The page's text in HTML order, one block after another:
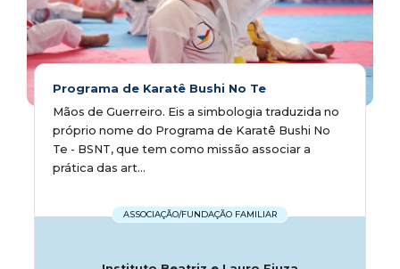
Programa de Karatê Bushi No Te
Mãos de Guerreiro. Eis a simbologia traduzida no
próprio nome do Programa de Karatê Bushi No
Te - BSNT, que tem como missão associar a
prática das art...
ASSOCIAÇÃO/FUNDAÇÃO FAMILIAR